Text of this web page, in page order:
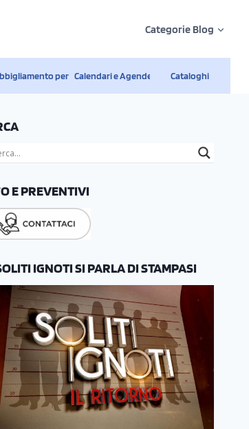
Categorie Blog
personalizzato
Calendari e Agende Cataloghi
E PREVENTIVI
IGNOTI SI PARLA DI STAMPASI